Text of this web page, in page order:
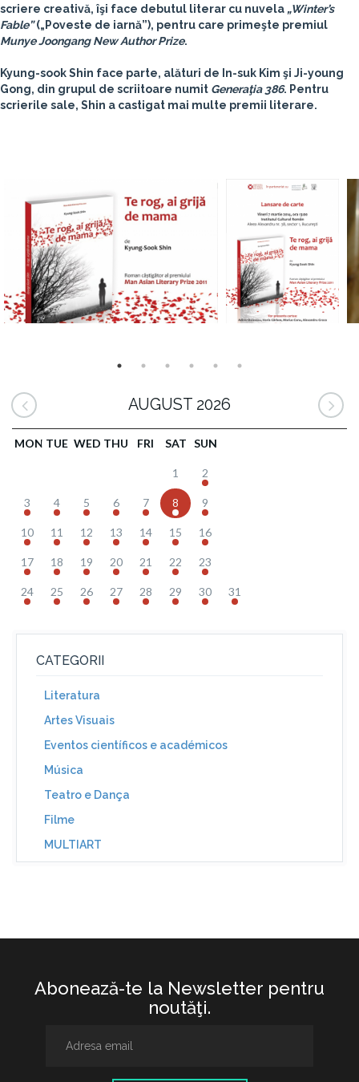
scriere creativă, îşi face debutul literar cu nuvela „Winter’s
Fable”(„Poveste de iarnă”), pentru care primeşte premiul
Munye Joongang New Author Prize.
Kyung-sook Shin face parte, alături de In-suk Kim şi Ji-young
Gong, din grupul de scriitoare numit Generaţia 386. Pentru
scrierile sale, Shin a castigat mai multe premii literare.
AUGUST 2026
MON TUE WED THU FRI SAT SUN
1 2
3 4 5 6 7 8 9
10 11 12 13 14 15 16
17 18 19 20 21 22 23
24 25 26 27 28 29 30 31
CATEGORII
Literatura
Artes Visuais
Eventos científicos e académicos
Música
Teatro e Dança
Filme
MULTIART
Abonează-te la Newsletter pentru
noutăţi.